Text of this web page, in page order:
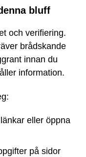
bluff
och verifiering.
brådskande
innan du
information.
eller öppna
på sidor